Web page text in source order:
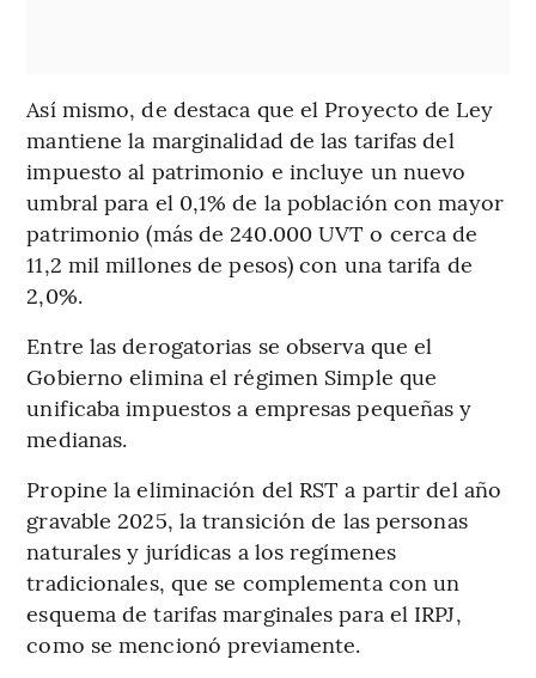
Así mismo, de destaca que el Proyecto de Ley
mantiene la marginalidad de las tarifas del
impuesto al patrimonio e incluye un nuevo
umbral para el 0,1% de la población con mayor
patrimonio (más de 240.000 UVT o cerca de
11,2 mil millones de pesos) con una tarifa de
2,0%.
Entre las derogatorias se observa que el
Gobierno elimina el régimen Simple que
unificaba impuestos a empresas pequeñas y
medianas.
Propine la eliminación del RST a partir del año
gravable 2025, la transición de las personas
naturales y jurídicas a los regímenes
tradicionales, que se complementa con un
esquema de tarifas marginales para el IRPJ,
como se mencionó previamente.